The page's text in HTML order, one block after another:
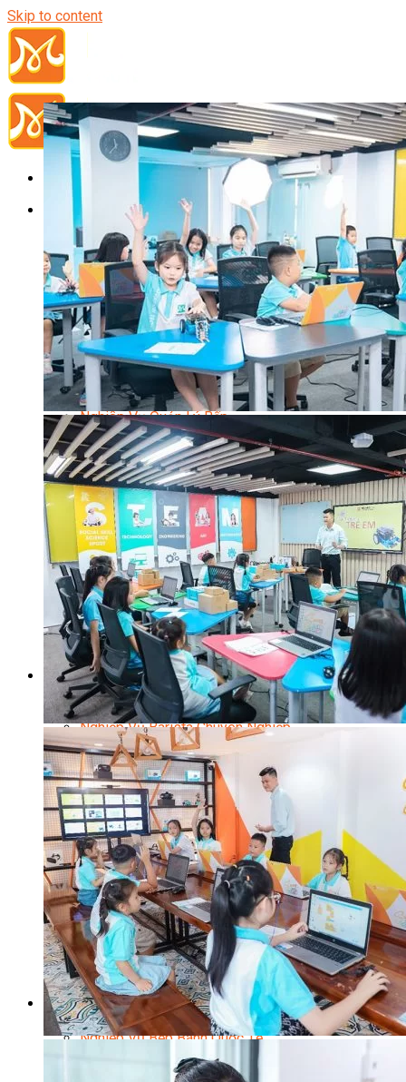
Skip to content
Đầu Bếp
Bếp Trưởng Điều Hành
Nghiệp Vụ Bếp Trưởng
Nghiệp Vụ Bếp Quốc Tế
Nghiệp Vụ Bếp Trưởng Bếp Việt
Nghiệp Vụ Bếp Trưởng Bếp Âu
Nghiệp Vụ Bếp Trưởng Bếp Á
Nghiệp Vụ Bếp Trưởng Bếp Nhật
Nghiệp Vụ Bếp Trưởng Bếp Hoa
Nghiệp Vụ Bếp Hàn
Nghiệp Vụ Bếp Thái
Nghiệp Vụ Bếp Chay
Nghiệp Vụ Quản Lý Bếp
Nghiệp Vụ Cấp Dưỡng
Nghiệp Vụ Bếp Phụ
Điểm Tâm Hồng Kông
Eat Clean
Food Stylist
Master Class
Bếp Gia Đình
Học Nấu Ăn Mở Quán
Chuyên Đề Bếp Nóng
Khởi Sự Kinh Doanh Ngành F&B
Khởi Sự Kinh Doanh Nhà Hàng
Bí Quyết Kinh Doanh và Vận Hành Mô Hình Ẩm
Thực
Video Dạy Nấu Ăn
Pha Chế
Nghiệp Vụ Bar Trưởng
Nghiệp Vụ Bartender Chuyên Nghiệp
Nghiệp Vụ Barista Chuyên Nghiệp
Nghiệp Vụ Flair Bartending Chuyên Nghiệp
Nghiệp Vụ Pha Chế Đặc Biệt
Nghiệp Vụ Pha Chế Tổng Hợp
Nghiệp Vụ Quản Lý Bar
Chuyên Gia Cà Phê
Cà Phê Pha Máy
Khởi Sự Kinh Doanh Cafe – Chuỗi Cafe
Bí Quyết Khởi Nghiệp Mô Hình Đồ Uống
Kinh Doanh Mô Hình Đồ Uống Thịnh Hành
Kinh Doanh Chuỗi Và Nhượng Quyền
Tiếng Anh Chuyên Ngành Pha Chế
Học Làm Kem
Học Pha Chế Trà Sữa
Chuyên Đề Pha Chế
Video Dạy Pha Chế
Làm Bánh
Nghiệp Vụ Bếp Trưởng Bếp Bánh
Nghiệp Vụ Bếp Bánh Quốc Tế
Nghiệp Vụ Quản Lý Bếp Bánh
Nghiệp Vụ Bánh Kem